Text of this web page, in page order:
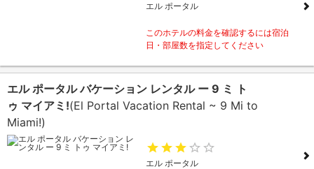
エル ポータル
このホテルの料金を確認するには宿泊
日・部屋数を指定してください
エル ポータル バケーション レンタル ー 9 ミ ト
ゥ マイアミ!(El Portal Vacation Rental ~ 9 Mi to
Miami!)
エル ポータル